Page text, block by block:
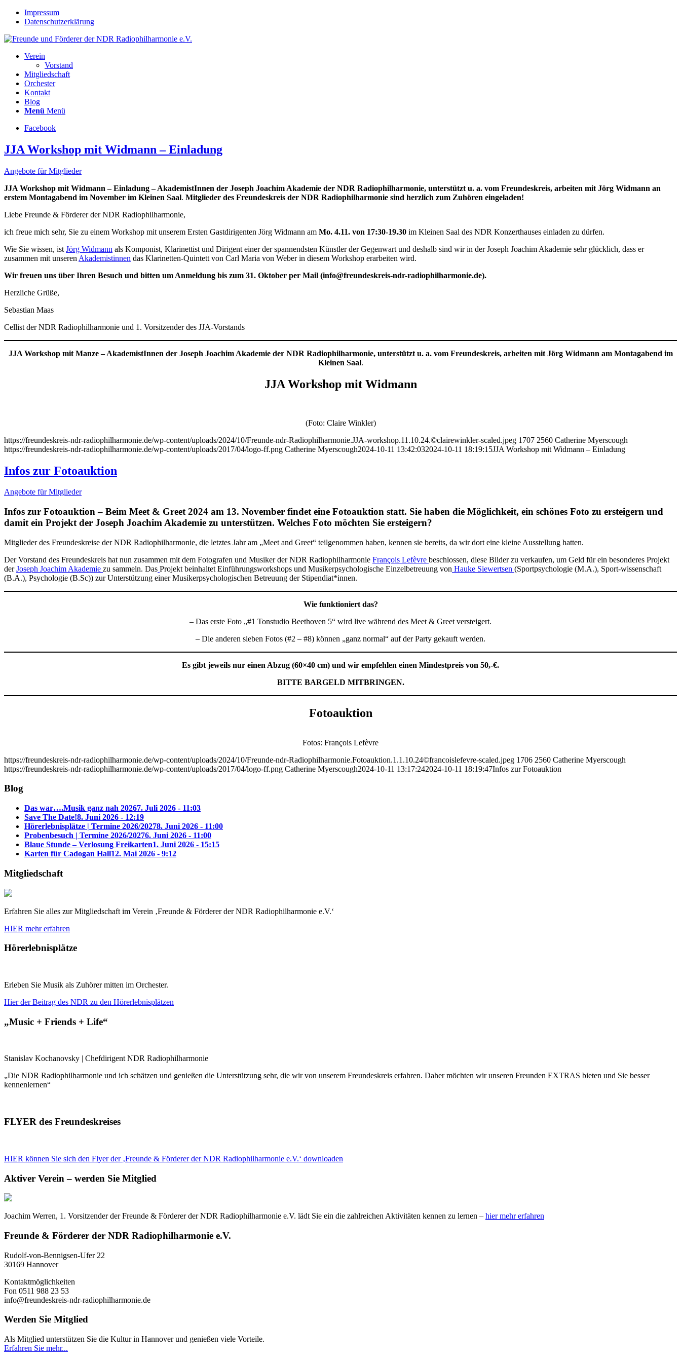
Impressum
Datenschutzerklärung
Verein
Vorstand
Mitgliedschaft
Orchester
Kontakt
Blog
Menü Menü
Facebook
JJA Workshop mit Widmann – Einladung
Angebote für Mitglieder
JJA Workshop mit Widmann – Einladung – AkademistInnen der Joseph Joachim Akademie der NDR Radiophilharmonie, unterstützt u. a. vom Freundeskreis, arbeiten mit Jörg Widmann an
erstem Montagabend im November im Kleinen Saal. Mitglieder des Freundeskreis der NDR Radiophilharmonie sind herzlich zum Zuhören eingeladen!
Liebe Freunde & Förderer der NDR Radiophilharmonie,
ich freue mich sehr, Sie zu einem Workshop mit unserem Ersten Gastdirigenten Jörg Widmann am Mo. 4.11. von 17:30-19.30 im Kleinen Saal des NDR Konzerthauses einladen zu dürfen.
Wie Sie wissen, ist Jörg Widmann als Komponist, Klarinettist und Dirigent einer der spannendsten Künstler der Gegenwart und deshalb sind wir in der Joseph Joachim Akademie sehr glücklich, dass er
zusammen mit unseren Akademistinnen das Klarinetten-Quintett von Carl Maria von Weber in diesem Workshop erarbeiten wird.
Wir freuen uns über Ihren Besuch und bitten um Anmeldung bis zum 31. Oktober per Mail (info@freundeskreis-ndr-radiophilharmonie.de).
Herzliche Grüße,
Sebastian Maas
Cellist der NDR Radiophilharmonie und 1. Vorsitzender des JJA-Vorstands
JJA Workshop mit Manze – AkademistInnen der Joseph Joachim Akademie der NDR Radiophilharmonie, unterstützt u. a. vom Freundeskreis, arbeiten mit Jörg Widmann am Montagabend im
Kleinen Saal.
JJA Workshop mit Widmann
(Foto: Claire Winkler)
https://freundeskreis-ndr-radiophilharmonie.de/wp-content/uploads/2024/10/Freunde-ndr-Radiophilharmonie.JJA-workshop.11.10.24.©clairewinkler-scaled.jpeg 1707 2560 Catherine Myerscough
https://freundeskreis-ndr-radiophilharmonie.de/wp-content/uploads/2017/04/logo-ff.png Catherine Myerscough2024-10-11 13:42:032024-10-11 18:19:15JJA Workshop mit Widmann – Einladung
Infos zur Fotoauktion
Angebote für Mitglieder
Infos zur Fotoauktion – Beim Meet & Greet 2024 am 13. November findet eine Fotoauktion statt. Sie haben die Möglichkeit, ein schönes Foto zu ersteigern und
damit ein Projekt der Joseph Joachim Akademie zu unterstützen. Welches Foto möchten Sie ersteigern?
Mitglieder des Freundeskreise der NDR Radiophilharmonie, die letztes Jahr am „Meet and Greet“ teilgenommen haben, kennen sie bereits, da wir dort eine kleine Ausstellung hatten.
Der Vorstand des Freundeskreis hat nun zusammen mit dem Fotografen und Musiker der NDR Radiophilharmonie François Lefèvre beschlossen, diese Bilder zu verkaufen, um Geld für ein besonderes Projekt
derJoseph Joachim Akademie zu sammeln. Das Projekt beinhaltet Einführungsworkshops und Musikerpsychologische Einzelbetreuung von Hauke Siewertsen (Sportpsychologie (M.A.), Sport-wissenschaft
(B.A.), Psychologie (B.Sc)) zur Unterstützung einer Musikerpsychologischen Betreuung der Stipendiat*innen.
Wie funktioniert das?
– Das erste Foto „#1 Tonstudio Beethoven 5“ wird live während des Meet & Greet versteigert.
– Die anderen sieben Fotos (#2 – #8) können „ganz normal“ auf der Party gekauft werden.
Es gibt jeweils nur einen Abzug (60×40 cm) und wir empfehlen einen Mindestpreis von 50,-€.
BITTE BARGELD MITBRINGEN.
Fotoauktion
Fotos: François Lefèvre
https://freundeskreis-ndr-radiophilharmonie.de/wp-content/uploads/2024/10/Freunde-ndr-Radiophilharmonie.Fotoauktion.1.1.10.24©francoislefevre-scaled.jpeg 1706 2560 Catherine Myerscough
https://freundeskreis-ndr-radiophilharmonie.de/wp-content/uploads/2017/04/logo-ff.png Catherine Myerscough2024-10-11 13:17:242024-10-11 18:19:47Infos zur Fotoauktion
Blog
Das war….Musik ganz nah 20267. Juli 2026 - 11:03
Save The Date!8. Juni 2026 - 12:19
Hörerlebnisplätze | Termine 2026/20278. Juni 2026 - 11:00
Probenbesuch | Termine 2026/20276. Juni 2026 - 11:00
Blaue Stunde – Verlosung Freikarten1. Juni 2026 - 15:15
Karten für Cadogan Hall12. Mai 2026 - 9:12
Mitgliedschaft
Erfahren Sie alles zur Mitgliedschaft im Verein ‚Freunde & Förderer der NDR Radiophilharmonie e.V.‘
HIER mehr erfahren
Hörerlebnisplätze
Erleben Sie Musik als Zuhörer mitten im Orchester.
Hier der Beitrag des NDR zu den Hörerlebnisplätzen
„Music + Friends + Life“
Stanislav Kochanovsky | Chefdirigent NDR Radiophilharmonie
„Die NDR Radiophilharmonie und ich schätzen und genießen die Unterstützung sehr, die wir von unserem Freundeskreis erfahren. Daher möchten wir unseren Freunden EXTRAS bieten und Sie besser
kennenlernen“
FLYER des Freundeskreises
HIER können Sie sich den Flyer der ‚Freunde & Förderer der NDR Radiophilharmonie e.V.‘ downloaden
Aktiver Verein – werden Sie Mitglied
Joachim Werren, 1. Vorsitzender der Freunde & Förderer der NDR Radiophilharmonie e.V. lädt Sie ein die zahlreichen Aktivitäten kennen zu lernen – hier mehr erfahren
Freunde & Förderer der NDR Radiophilharmonie e.V.
Rudolf-von-Bennigsen-Ufer 22
30169 Hannover
Kontaktmöglichkeiten
Fon 0511 988 23 53
info@freundeskreis-ndr-radiophilharmonie.de
Werden Sie Mitglied
Als Mitglied unterstützen Sie die Kultur in Hannover und genießen viele Vorteile.
Erfahren Sie mehr...